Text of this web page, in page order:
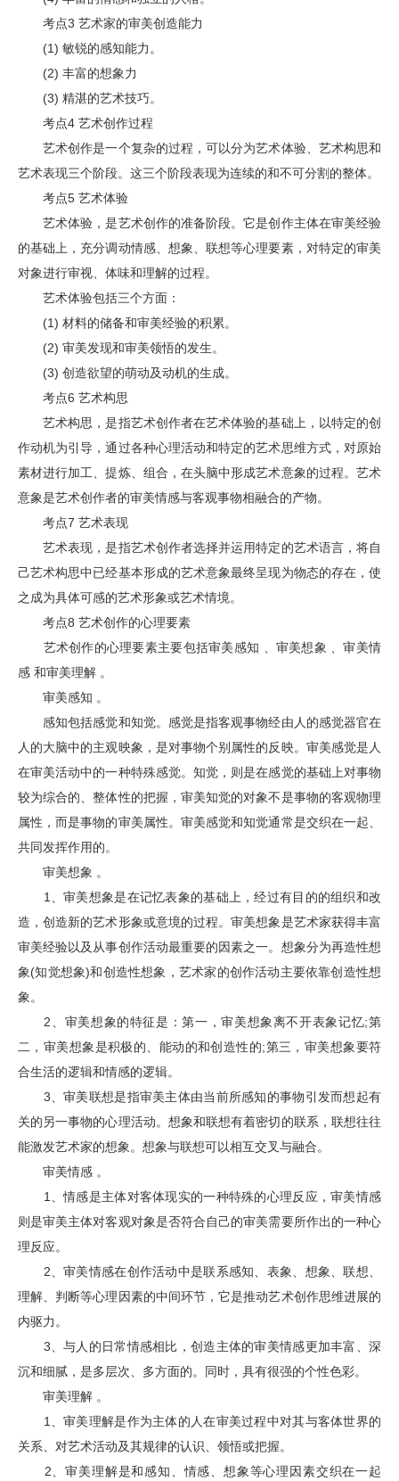
考点3 艺术家的审美创造能力
(1) 敏锐的感知能力。
(2) 丰富的想象力
(3) 精湛的艺术技巧。
考点4 艺术创作过程
艺术创作是一个复杂的过程，可以分为艺术体验、艺术构思和
艺术表现三个阶段。这三个阶段表现为连续的和不可分割的整体。
考点5 艺术体验
艺术体验，是艺术创作的准备阶段。它是创作主体在审美经验
的基础上，充分调动情感、想象、联想等心理要素，对特定的审美
对象进行审视、体味和理解的过程。
艺术体验包括三个方面：
(1) 材料的储备和审美经验的积累。
(2) 审美发现和审美领悟的发生。
(3) 创造欲望的萌动及动机的生成。
考点6 艺术构思
艺术构思，是指艺术创作者在艺术体验的基础上，以特定的创
作动机为引导，通过各种心理活动和特定的艺术思维方式，对原始
素材进行加工、提炼、组合，在头脑中形成艺术意象的过程。艺术
意象是艺术创作者的审美情感与客观事物相融合的产物。
考点7 艺术表现
艺术表现，是指艺术创作者选择并运用特定的艺术语言，将自
己艺术构思中已经基本形成的艺术意象最终呈现为物态的存在，使
之成为具体可感的艺术形象或艺术情境。
考点8 艺术创作的心理要素
艺术创作的心理要素主要包括审美感知 、审美想象 、审美情
感 和审美理解 。
审美感知 。
感知包括感觉和知觉。感觉是指客观事物经由人的感觉器官在
人的大脑中的主观映象，是对事物个别属性的反映。审美感觉是人
在审美活动中的一种特殊感觉。知觉，则是在感觉的基础上对事物
较为综合的、整体性的把握，审美知觉的对象不是事物的客观物理
属性，而是事物的审美属性。审美感觉和知觉通常是交织在一起、
共同发挥作用的。
审美想象 。
1、审美想象是在记忆表象的基础上，经过有目的的组织和改
造，创造新的艺术形象或意境的过程。审美想象是艺术家获得丰富
审美经验以及从事创作活动最重要的因素之一。想象分为再造性想
象(知觉想象)和创造性想象，艺术家的创作活动主要依靠创造性想
象。
2、审美想象的特征是：第一，审美想象离不开表象记忆;第
二，审美想象是积极的、能动的和创造性的;第三，审美想象要符
合生活的逻辑和情感的逻辑。
3、审美联想是指审美主体由当前所感知的事物引发而想起有
关的另一事物的心理活动。想象和联想有着密切的联系，联想往往
能激发艺术家的想象。想象与联想可以相互交叉与融合。
审美情感 。
1、情感是主体对客体现实的一种特殊的心理反应，审美情感
则是审美主体对客观对象是否符合自己的审美需要所作出的一种心
理反应。
2、审美情感在创作活动中是联系感知、表象、想象、联想、
理解、判断等心理因素的中间环节，它是推动艺术创作思维进展的
内驱力。
3、与人的日常情感相比，创造主体的审美情感更加丰富、深
沉和细腻，是多层次、多方面的。同时，具有很强的个性色彩。
审美理解 。
1、审美理解是作为主体的人在审美过程中对其与客体世界的
关系、对艺术活动及其规律的认识、领悟或把握。
2、审美理解是和感知、情感、想象等心理因素交织在一起